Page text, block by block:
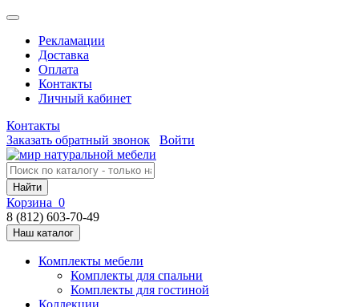
Рекламации
Доставка
Оплата
Контакты
Личный кабинет
Контакты
Заказать обратный звонок
Войти
Найти
Корзина 0
8 (812) 603-70-49
Наш каталог
Комплекты мебели
Комплекты для спальни
Комплекты для гостиной
Коллекции